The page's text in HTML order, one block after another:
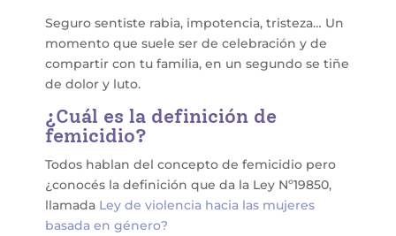
Seguro sentiste rabia, impotencia, tristeza… Un
momento que suele ser de celebración y de
compartir con tu familia, en un segundo se tiñe
de dolor y luto.
¿Cuál es la definición de
femicidio?
Todos hablan del concepto de femicidio pero
¿conocés la definición que da la Ley Nº19850,
llamada Ley de violencia hacia las mujeres
basada en género?